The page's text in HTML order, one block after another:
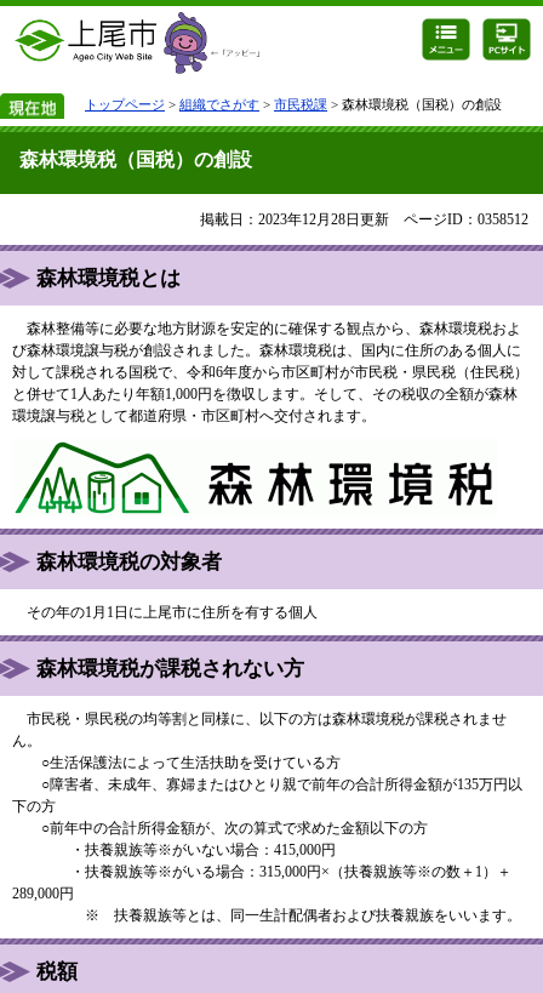
トップページ > 組織でさがす > 市民税課 > 森林環境税（国税）の創設
森林環境税（国税）の創設
掲載日：2023年12月28日更新 ページID：0358512
森林環境税とは
森林整備等に必要な地方財源を安定的に確保する観点から、森林環境税およ
び森林環境譲与税が創設されました。森林環境税は、国内に住所のある個人に
対して課税される国税で、令和6年度から市区町村が市民税・県民税（住民税）
と併せて1人あたり年額1,000円を徴収します。そして、その税収の全額が森林
環境譲与税として都道府県・市区町村へ交付されます。
森林環境税の対象者
その年の1月1日に上尾市に住所を有する個人
森林環境税が課税されない方
市民税・県民税の均等割と同様に、以下の方は森林環境税が課税されませ
ん。
○生活保護法によって生活扶助を受けている方
○障害者、未成年、寡婦またはひとり親で前年の合計所得金額が135万円以
下の方
○前年中の合計所得金額が、次の算式で求めた金額以下の方
・扶養親族等※がいない場合：415,000円
・扶養親族等※がいる場合：315,000円×（扶養親族等※の数＋1）＋
289,000円
※ 扶養親族等とは、同一生計配偶者および扶養親族をいいます。
税額